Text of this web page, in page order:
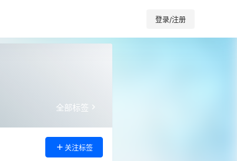
登录/注册
全部标签
关注标签